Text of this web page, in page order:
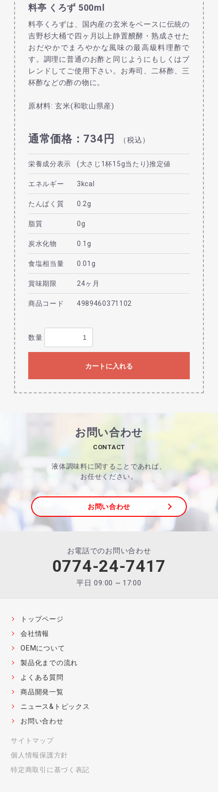
料亭 くろず 500ml
料亭くろずは、国内産の玄米をベースに伝統の
吉野杉大桶で四ヶ月以上静置醗酵・熟成させた
おだやかでまろやかな風味の最高級料理酢で
す。調理に普通のお酢と同じようにもしくはブ
レンドしてご使用下さい。お寿司、二杯酢、三
杯酢などの酢の物に。
原材料: 玄米(和歌山県産)
通常価格：734円 （税込）
栄養成分表示 (大さじ1杯15g当たり)推定値
エネルギー 3kcal
たんぱく質 0.2g
脂質 0g
炭水化物 0.1g
食塩相当量 0.01g
賞味期限 24ヶ月
商品コード 4989460371102
数量
カートに入れる
お問い合わせ
CONTACT
液体調味料に関することであれば、
お任せください。
お問い合わせ
お電話でのお問い合わせ
0774-24-7417
平日 09:00 ~ 17:00
トップページ
会社情報
OEMについて
製品化までの流れ
よくある質問
商品開発一覧
ニュース&トピックス
お問い合わせ
サイトマップ
個人情報保護方針
特定商取引に基づく表記